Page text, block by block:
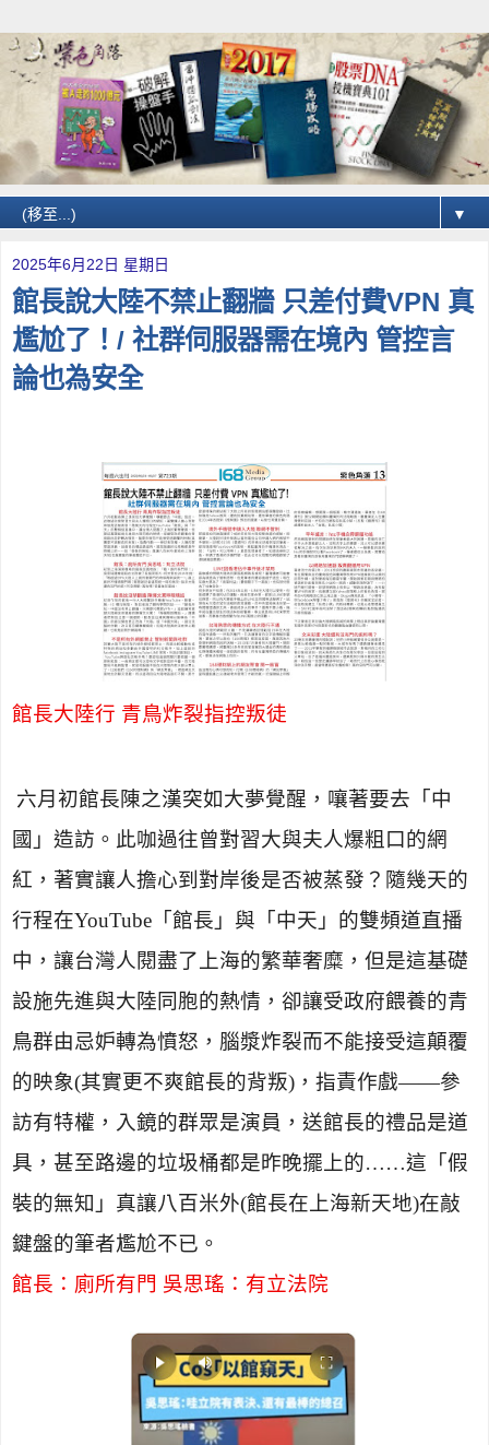
▼
2025年6月22日 星期日
館長說大陸不禁止翻牆 只差付費VPN 真
尷尬了！/ 社群伺服器需在境內 管控言
論也為安全
館長大陸行 青鳥炸裂指控叛徒
六月初館長陳之漢突如大夢覺醒，嚷著要去「中
國」造訪。此咖過往曾對習大與夫人爆粗口的網
紅，著實讓人擔心到對岸後是否被蒸發？隨幾天的
行程在YouTube 「館長」與「中天」的雙頻道直播
中，讓台灣人閱盡了上海的繁華奢糜，但是這基礎
設施先進與大陸同胞的熱情，卻讓受政府餵養的青
鳥群由忌妒轉為憤怒，腦漿炸裂而不能接受這顛覆
的映象(其實更不爽館長的背叛) ，指責作戲——參
訪有特權，入鏡的群眾是演員，送館長的禮品是道
具，甚至路邊的垃圾桶都是昨晚擺上的……這「假
裝的無知」真讓八百米外(館長在上海新天地)在敲
鍵盤的筆者尷尬不已。
館長：廁所有門 吳思瑤：有立法院